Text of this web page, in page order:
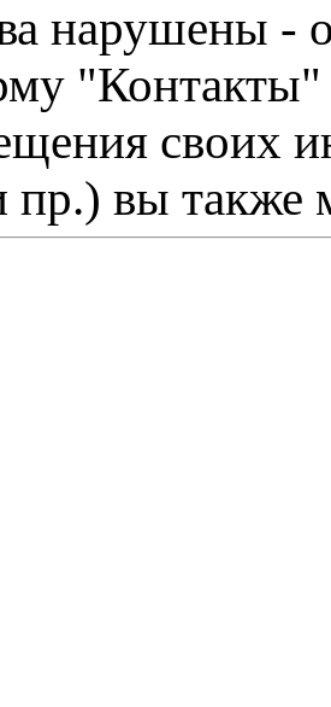
нарушены -
"Контакты"
своих
пр.) вы также